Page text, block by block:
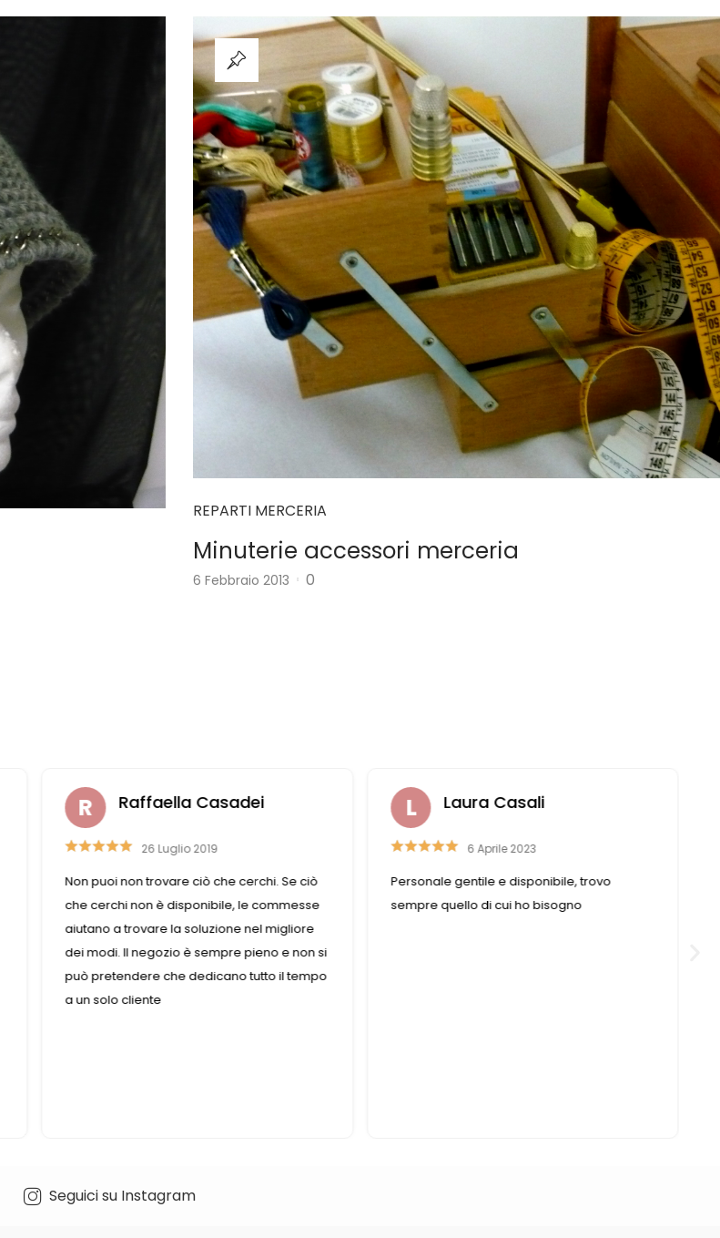
REPARTI MERCERIA
Minuterie accessori merceria
6 Febbraio 2013 0
Raffaella Casadei
26 Luglio 2019
Non puoi non trovare ciò che cerchi. Se ciò
che cerchi non è disponibile, le commesse
aiutano a trovare la soluzione nel migliore
dei modi. Il negozio è sempre pieno e non si
può pretendere che dedicano tutto il tempo
a un solo cliente
Laura Casali
6 Aprile 2023
Personale gentile e disponibile, trovo
sempre quello di cui ho bisogno
Seguici su Instagram